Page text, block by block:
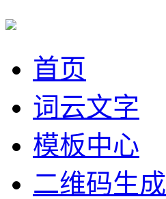
首页
词云文字
模板中心
二维码生成